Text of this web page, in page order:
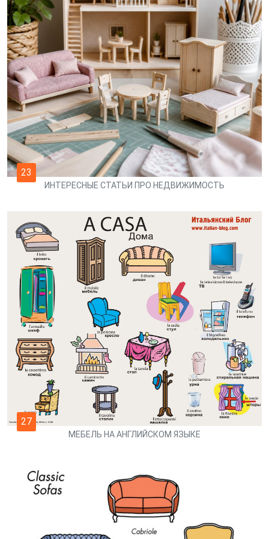
23
ИНТЕРЕСНЫЕ СТАТЬИ ПРО НЕДВИЖИМОСТЬ
27
МЕБЕЛЬ НА АНГЛИЙСКОМ ЯЗЫКЕ